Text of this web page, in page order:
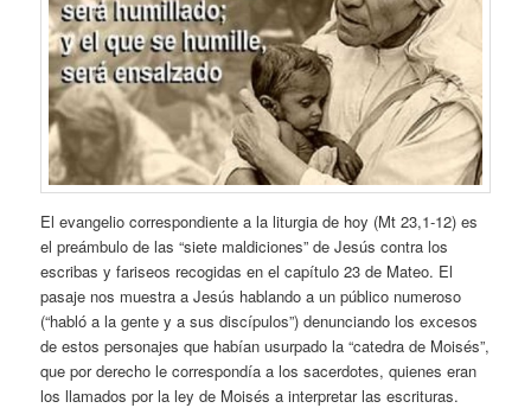
El evangelio correspondiente a la liturgia de hoy (Mt 23,1-12) es
el preámbulo de las “siete maldiciones” de Jesús contra los
escribas y fariseos recogidas en el capítulo 23 de Mateo. El
pasaje nos muestra a Jesús hablando a un público numeroso
(“habló a la gente y a sus discípulos”) denunciando los excesos
de estos personajes que habían usurpado la “catedra de Moisés”,
que por derecho le correspondía a los sacerdotes, quienes eran
los llamados por la ley de Moisés a interpretar las escrituras.